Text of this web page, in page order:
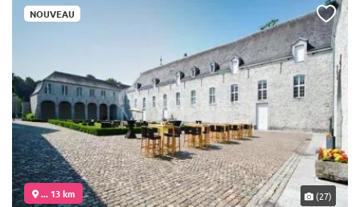
NOUVEAU
... 13 km (27)